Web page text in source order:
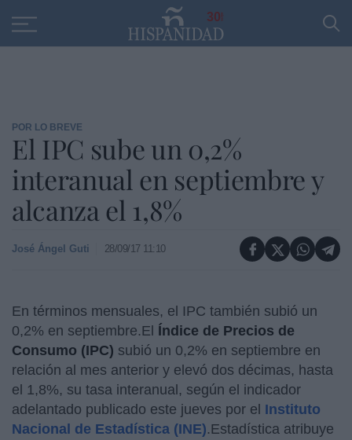
30
POR LO BREVE
El IPC sube un 0,2%
interanual en septiembre y
alcanza el 1,8%
José Ángel Guti 28/09/17 11:10
En términos mensuales, el IPC también subió un
0,2% en septiembre.El Índice de Precios de
Consumo (IPC) subió un 0,2% en septiembre en
relación al mes anterior y elevó dos décimas, hasta
el 1,8%, su tasa interanual, según el indicador
adelantado publicado este jueves por el Instituto
Nacional de Estadística (INE).Estadística atribuye